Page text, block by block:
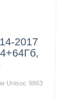
2017
Unisoc 9863